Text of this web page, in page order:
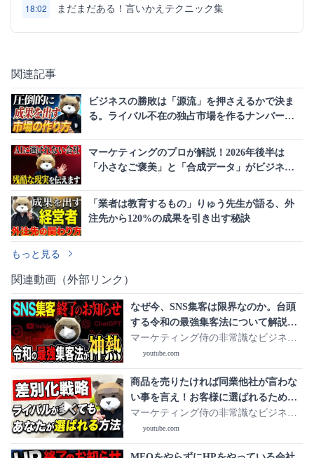
18:02 まだまだある！言いかえテクニック集
関連記事
ビジネスの勝敗は「源流」を押さえるかで決ま
る。ライバル不在の独占市場を作るナンバーワ
マーケティングのプロが解説！2026年後半は
「小さなご褒美」と「合成データ」がビジネス
「業者は教育するもの」りゅう先生が語る、外
注先から120%の成果を引き出す秘訣
もっと見る
関連動画（外部リンク）
なぜ今、SNS集客は限界なのか。台頭
する令和の最強集客法について解説し
ます。
マーケティング侍の非常識なビジネス
youtube.com
商品を売りたければ同業他社が言わな
い事を言え！お客様に選ばれるために
最も簡単に差別化する方法7選
マーケティング侍の非常識なビジネス
youtube.com